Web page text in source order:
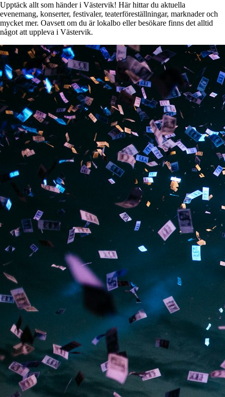
Upptäck allt som händer i Västervik! Här hittar du aktuella
evenemang, konserter, festivaler, teaterföreställningar, marknader och
mycket mer. Oavsett om du är lokalbo eller besökare finns det alltid
något att uppleva i Västervik.